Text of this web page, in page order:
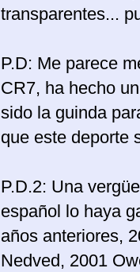
transparentes...
P.D: Me parece
CR7, ha hecho
sido la guinda
que este deporte
P.D.2: Una
español lo haya
años anteriores,
Nedved, 2001